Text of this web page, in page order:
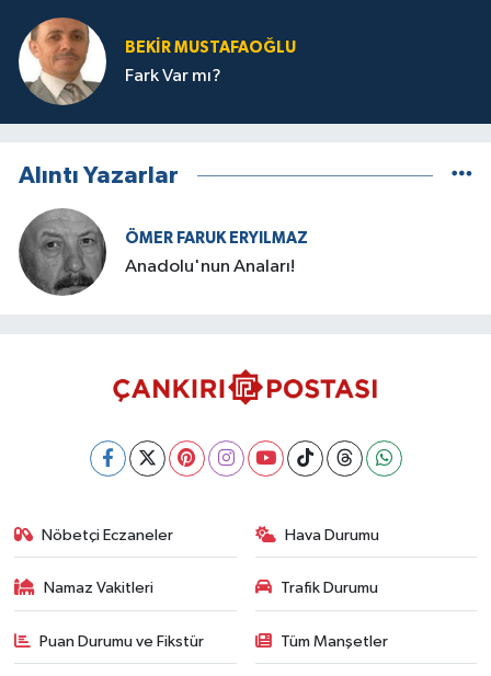
BEKIR MUSTAFAOĞLU
Fark Var mı?
Alıntı Yazarlar
ÖMER FARUK ERYILMAZ
Anadolu'nun Anaları!
Nöbetçi Eczaneler Hava Durumu
Namaz Vakitleri Trafik Durumu
Puan Durumu ve Fikstür Tüm Manşetler